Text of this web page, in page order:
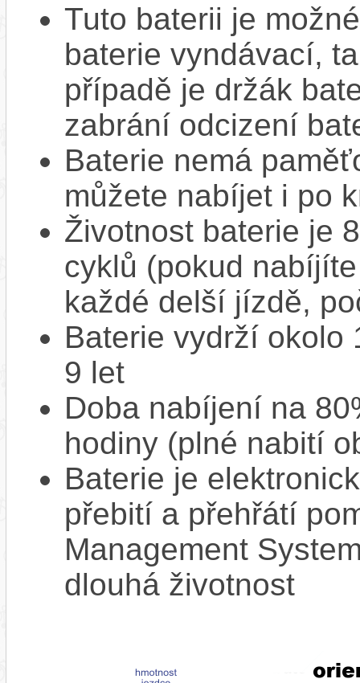
Tuto baterii je
baterie vyndávací,
případě je držák
zabrání odcizení
Baterie nemá
můžete nabíjet i po
Životnost baterie je
cyklů (pokud
každé delší jízdě,
Baterie vydrží okolo
9 let
Doba nabíjení na
hodiny (plné nabití
Baterie je
přebití a přehřátí
Management
dlouhá životnost